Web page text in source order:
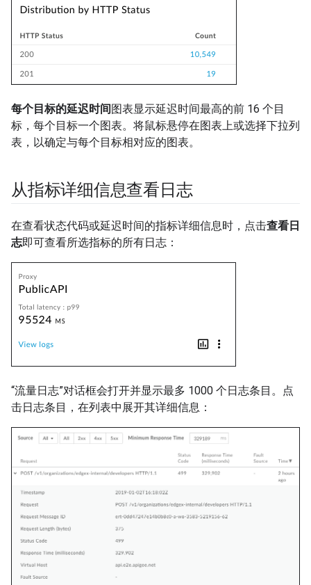
每个目标的延迟时间图表显示延迟时间最高的前 16 个目
标，每个目标一个图表。将鼠标悬停在图表上或选择下拉列
表，以确定与每个目标相对应的图表。
从指标详细信息查看日志
在查看状态代码或延迟时间的指标详细信息时，点击查看日
志即可查看所选指标的所有日志：
“流量日志”对话框会打开并显示最多 1000 个日志条目。点
击日志条目，在列表中展开其详细信息：